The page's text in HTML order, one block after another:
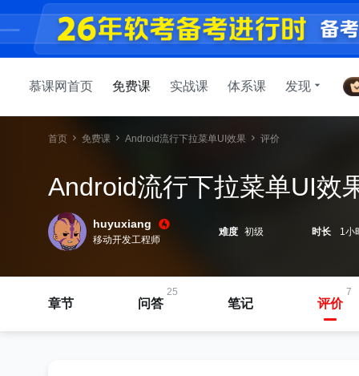
慕课网首页 免费课 实战课 体系课 发现
首页 免费课 Android流行下拉菜单UI效果 评价
Android流行下拉菜单UI效
huyuxiang
移动开发工程师
难度 初级 时长 1小
章节
25
问答 笔记
7
评价